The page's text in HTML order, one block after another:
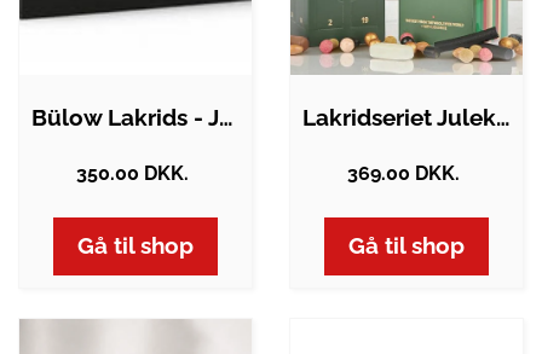
Bülow Lakrids - Julekalender
350.00 DKK.
Gå til shop
Lakridseriet Julekalender Exclusive 2026
369.00 DKK.
Gå til shop